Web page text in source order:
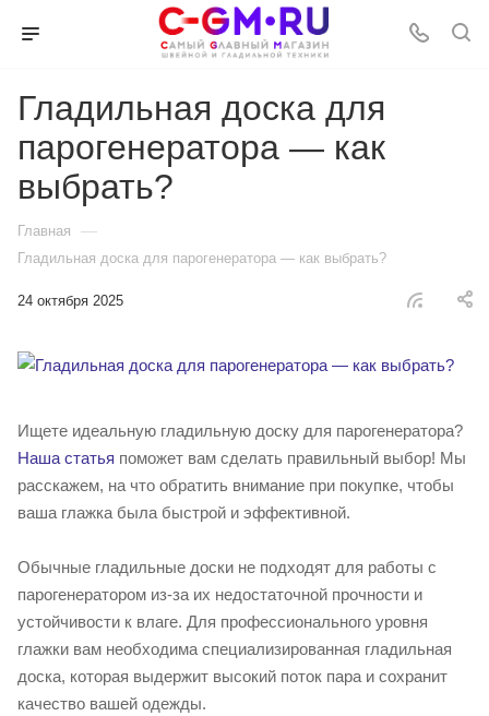
Гладильная доска для
парогенератора — как
выбрать?
Главная —
Гладильная доска для парогенератора — как выбрать?
24 октября 2025
Ищете идеальную гладильную доску для парогенератора?
Наша статья поможет вам сделать правильный выбор! Мы
расскажем, на что обратить внимание при покупке, чтобы
ваша глажка была быстрой и эффективной.
Обычные гладильные доски не подходят для работы с
парогенератором из-за их недостаточной прочности и
устойчивости к влаге. Для профессионального уровня
глажки вам необходима специализированная гладильная
доска, которая выдержит высокий поток пара и сохранит
качество вашей одежды.